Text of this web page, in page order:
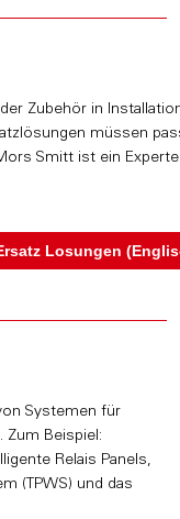
Zubehör in
müssen
Smitt ist ein
Systemen für
Zum Beispiel:
Relais Panels,
(TPWS) und das